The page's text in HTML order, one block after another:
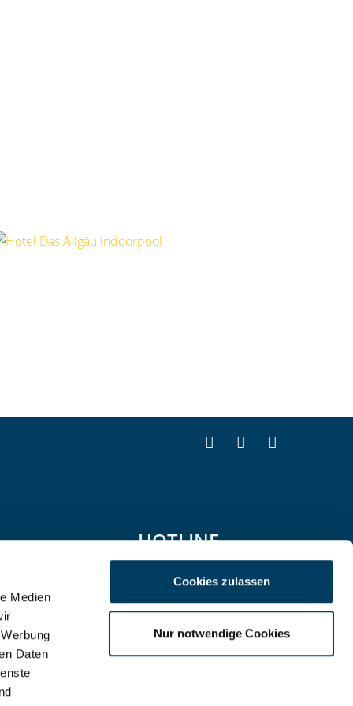
Medien
Daten
Cookies zulassen
Nur notwendige Cookies
HOTLINE
069 138 261-200